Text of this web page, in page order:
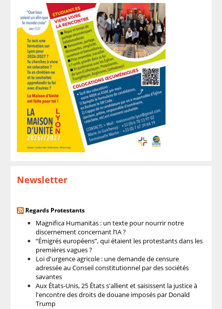
Newsletter
Regards Protestants
Magnifica Humanitas : un texte pour nourrir notre
discernement concernant l’IA ?
“Émigrés européens”, qui étaient les protestants dans les
premières vagues ?
Loi d'urgence agricole : une demande de censure
adressée au Conseil constitutionnel par des sociétés
savantes
Aux États-Unis, 25 États s'allient et saisissent la justice à
l'encontre des droits de douane imposés par Donald
Trump